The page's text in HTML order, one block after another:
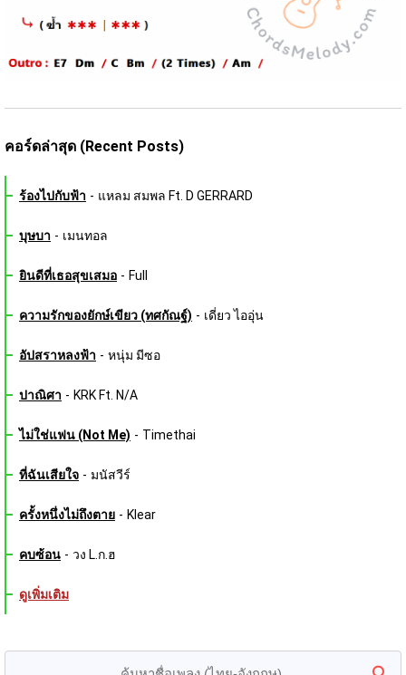
คอร์ดล่าสุด (Recent Posts)
ร้องไปกับฟ้า - แหลม สมพล Ft. D GERRARD
บุษบา - เมนทอล
ยินดีที่เธอสุขเสมอ - Full
ความรักของยักษ์เขียว (ทศกัณฐ์) - เดี่ยว ไออุ่น
อัปสราหลงฟ้า - หนุ่ม มีซอ
ปาณิศา - KRK Ft. N/A
ไม่ใช่แฟน (Not Me) - Timethai
ที่ฉันเสียใจ - มนัสวีร์
ครั้งหนึ่งไม่ถึงตาย - Klear
คบซ้อน - วง L.ก.ฮ
ดูเพิ่มเติม